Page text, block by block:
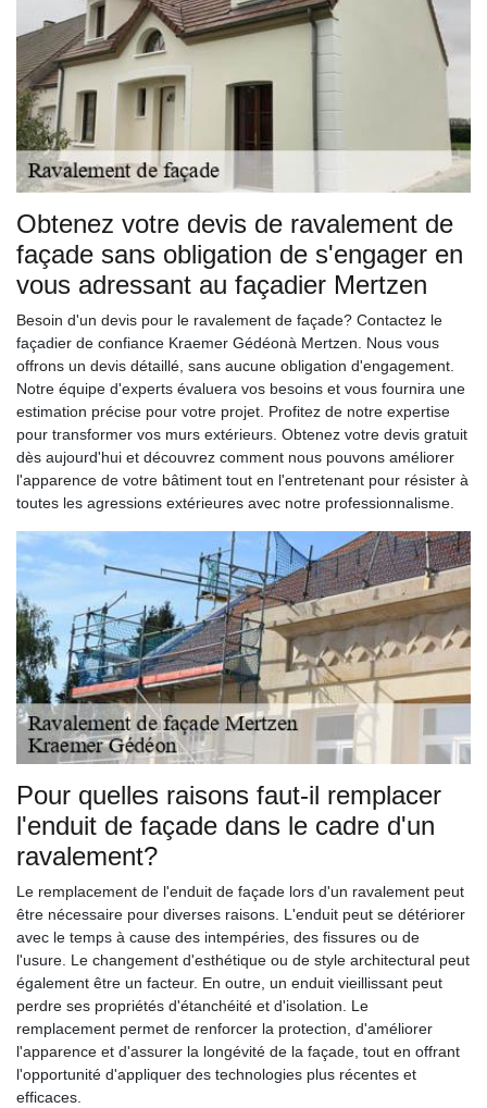
Obtenez votre devis de ravalement de
façade sans obligation de s'engager en
vous adressant au façadier Mertzen
Besoin d'un devis pour le ravalement de façade? Contactez le
façadier de confiance Kraemer Gédéonà Mertzen. Nous vous
offrons un devis détaillé, sans aucune obligation d'engagement.
Notre équipe d'experts évaluera vos besoins et vous fournira une
estimation précise pour votre projet. Profitez de notre expertise
pour transformer vos murs extérieurs. Obtenez votre devis gratuit
dès aujourd'hui et découvrez comment nous pouvons améliorer
l'apparence de votre bâtiment tout en l'entretenant pour résister à
toutes les agressions extérieures avec notre professionnalisme.
Pour quelles raisons faut-il remplacer
l'enduit de façade dans le cadre d'un
ravalement?
Le remplacement de l'enduit de façade lors d'un ravalement peut
être nécessaire pour diverses raisons. L'enduit peut se détériorer
avec le temps à cause des intempéries, des fissures ou de
l'usure. Le changement d'esthétique ou de style architectural peut
également être un facteur. En outre, un enduit vieillissant peut
perdre ses propriétés d'étanchéité et d'isolation. Le
remplacement permet de renforcer la protection, d'améliorer
l'apparence et d'assurer la longévité de la façade, tout en offrant
l'opportunité d'appliquer des technologies plus récentes et
efficaces.